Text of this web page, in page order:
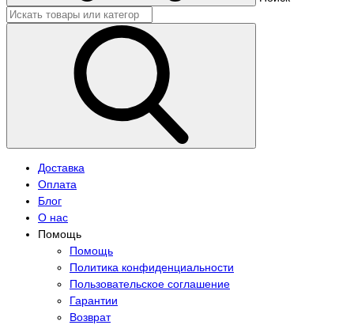
Доставка
Оплата
Блог
О нас
Помощь
Помощь
Политика конфиденциальности
Пользовательское соглашение
Гарантии
Возврат